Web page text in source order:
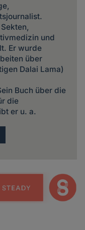
und
Er wurde
über
Dalai Lama)
Buch über die
die
er u. a.